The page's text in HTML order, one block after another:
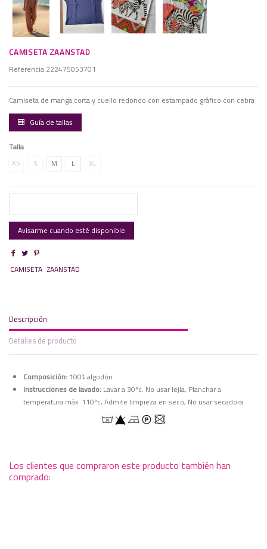
CAMISETA ZAANSTAD
Referencia222475053701
Camiseta de manga corta y cuello redondo con estampado gráfico con cebra
Guía de tallas
Talla
XS
S M L XL
CAMISETA ZAANSTAD
Descripción
Detalles de producto
Composición: 100% algodón
Instrucciones de lavado:Lavar a 30ºc, No usar lejía, Planchar a
temperatura máx. 110ºc, Admite limpieza en seco, No usar secadora
Los clientes que compraron este producto también han
comprado: